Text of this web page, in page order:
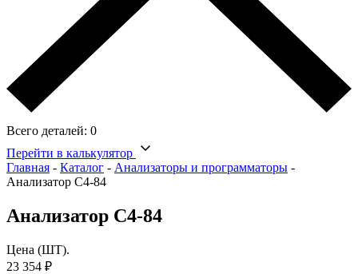
Всего деталей: 0
Перейти в калькулятор
Главная - Каталог - Анализаторы и программаторы -
Анализатор С4-84
Анализатор С4-84
Цена (ШТ).
23 354 ₽